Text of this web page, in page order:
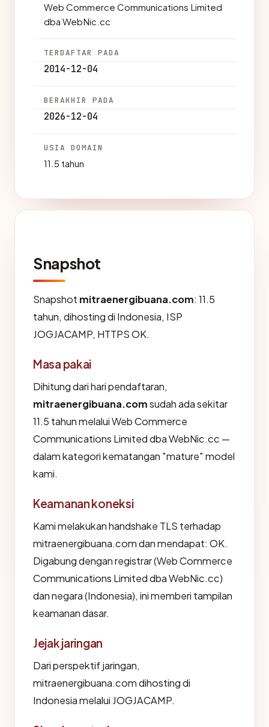
Web Commerce Communications Limited
dba WebNic.cc
TERDAFTAR PADA
2014-12-04
BERAKHIR PADA
2026-12-04
USIA DOMAIN
11.5 tahun
Snapshot
Snapshot mitraenergibuana.com: 11.5
tahun, dihosting di Indonesia, ISP
JOGJACAMP, HTTPS OK.
Masa pakai
Dihitung dari hari pendaftaran,
mitraenergibuana.comsudah ada sekitar
11.5 tahun melalui Web Commerce
Communications Limited dba WebNic.cc —
dalam kategori kematangan "mature" model
kami.
Keamanan koneksi
Kami melakukan handshake TLS terhadap
mitraenergibuana.com dan mendapat: OK.
Digabung dengan registrar (Web Commerce
Communications Limited dba WebNic.cc)
dan negara (Indonesia), ini memberi tampilan
keamanan dasar.
Jejak jaringan
Dari perspektif jaringan,
mitraenergibuana.com dihosting di
Indonesia melalui JOGJACAMP.